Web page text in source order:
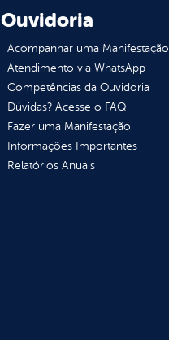
Ouvidoria
Acompanhar uma Manifestação
Atendimento via WhatsApp
Competências da Ouvidoria
Dúvidas? Acesse o FAQ
Fazer uma Manifestação
Informações Importantes
Relatórios Anuais